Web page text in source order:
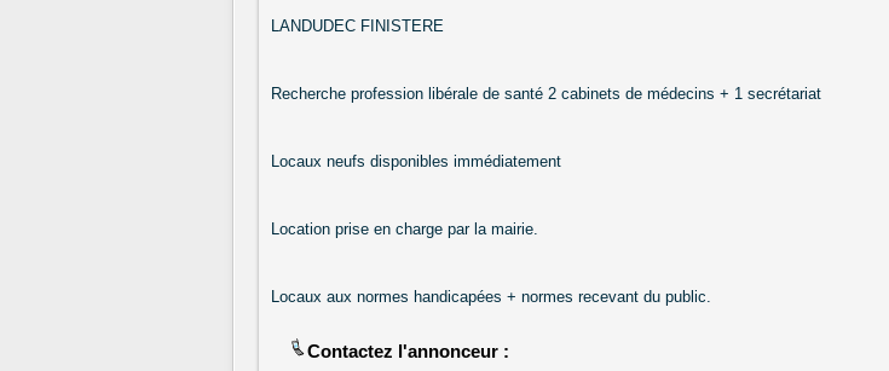
LANDUDEC FINISTERE
Recherche profession libérale de santé 2 cabinets de médecins + 1 secrétariat
Locaux neufs disponibles immédiatement
Location prise en charge par la mairie.
Locaux aux normes handicapées + normes recevant du public.
Contactez l'annonceur :